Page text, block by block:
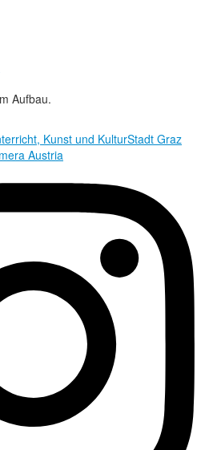
Aufbau.
Kunst und KulturStadt Graz
Austria